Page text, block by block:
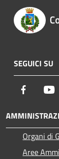
SEGUICI SU
Facebook
Organi di
Aree